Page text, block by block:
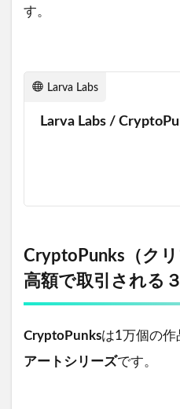
す。
Larva Labs
Larva Labs /
CryptoPunks（ク
高額で取引される
CryptoPunksは1万個の作
アートシリーズです。